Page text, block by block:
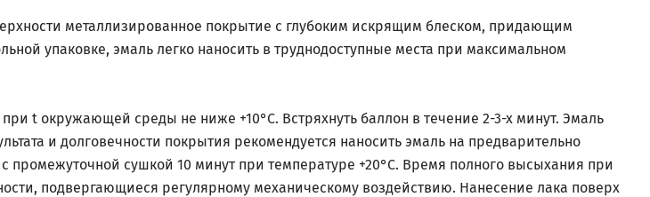
металлизированное покрытие с глубоким искрящим блеском, придающим
упаковке, эмаль легко наносить в труднодоступные места при максимальном
t окружающей среды не ниже +10°С. Встряхнуть баллон в течение 2-3-х минут. Эмаль
и долговечности покрытия рекомендуется наносить эмаль на предварительно
промежуточной сушкой 10 минут при температуре +20°С. Время полного высыхания при
подвергающиеся регулярному механическому воздействию. Нанесение лака поверх